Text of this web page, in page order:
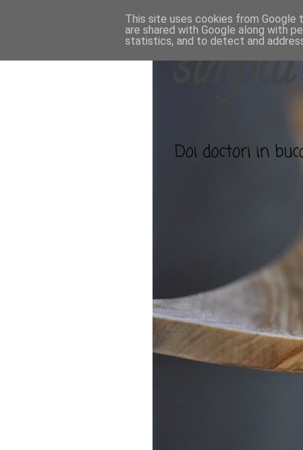
Doi doctori in
This site uses cookies from Google
are shared with Google along with
statistics, and to detect and